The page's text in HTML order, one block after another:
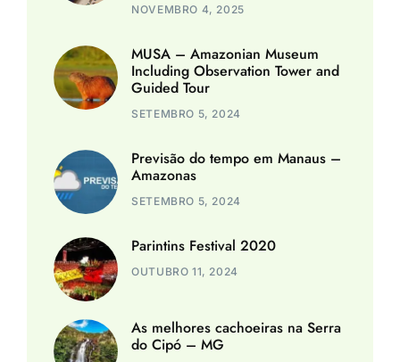
NOVEMBRO 4, 2025
MUSA – Amazonian Museum
Including Observation Tower and
Guided Tour
SETEMBRO 5, 2024
Previsão do tempo em Manaus –
Amazonas
SETEMBRO 5, 2024
Parintins Festival 2020
OUTUBRO 11, 2024
As melhores cachoeiras na Serra
do Cipó – MG